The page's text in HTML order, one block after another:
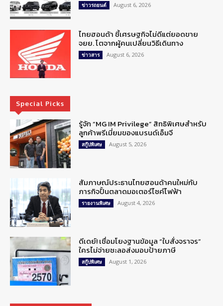
ข่าวรถยนต์ August 6, 2026
ไทยฮอนด้า ชี้เศรษฐกิจไม่ดีแต่ยอดขาย
จยย. โตจากผู้คนเปลี่ยนวิธีเดินทาง
ข่าวสาร August 6, 2026
Special Picks
รู้จัก “MG IM Privilege” สิทธิพิเศษสำหรับ
ลูกค้าพรีเมี่ยมของแบรนด์เอ็มจี
สกู๊ปพิเศษ August 5, 2026
สัมภาษณ์ประธานไทยฮอนด้าคนใหม่กับ
ภารกิจปั้นตลาดมอเตอร์ไซค์ไฟฟ้า
รายงานพิเศษ August 4, 2026
ดีเดย์! เชื่อมโยงฐานข้อมูล “ใบสั่งจราจร”
ใครไม่จ่ายชะลอส่งมอบป้ายภาษี
สกู๊ปพิเศษ August 1, 2026